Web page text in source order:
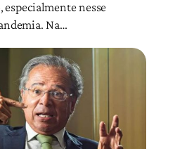
especialmente nesse
Na…